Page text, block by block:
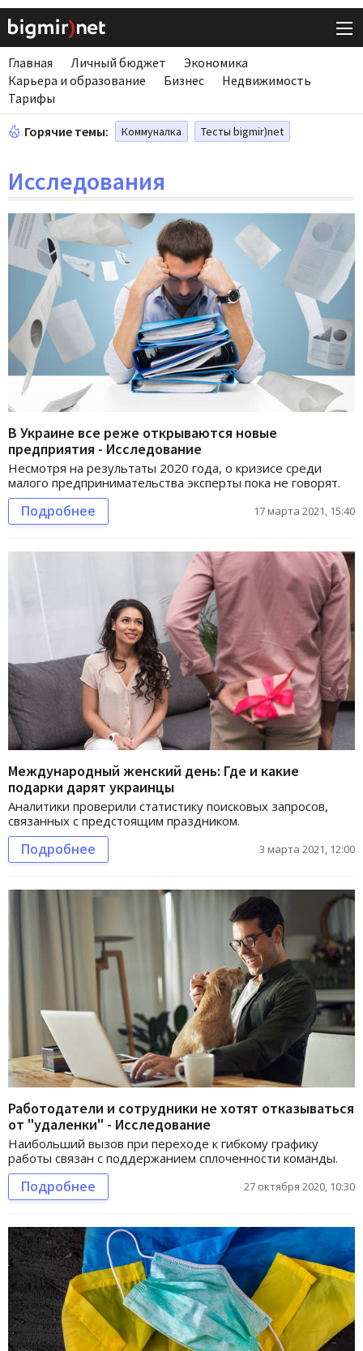
Главная Личный бюджет
Экономика
Карьера и образование
Бизнес
Недвижимость
Тарифы
Горячие темы: Коммуналка Тесты bigmir)net
Исследования
В Украине все реже открываются новые
предприятия - Исследование
Несмотря на результаты 2020 года, о кризисе среди
малого предпринимательства эксперты пока не говорят.
Подробнее 17 марта 2021, 15:40
Международный женский день: Где и какие
подарки дарят украинцы
Аналитики проверили статистику поисковых запросов,
связанных с предстоящим праздником.
Подробнее 3 марта 2021, 12:00
Работодатели и сотрудники не хотят отказываться
от "удаленки" - Исследование
Наибольший вызов при переходе к гибкому графику
работы связан с поддержанием сплоченности команды.
Подробнее 27 октября 2020, 10:30